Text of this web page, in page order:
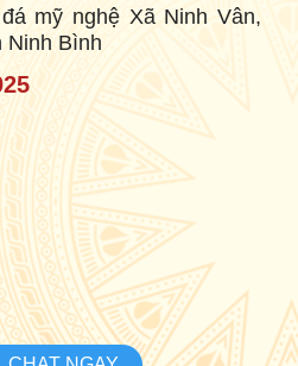
mỹ nghệ Xã Ninh Vân,
Ninh Bình